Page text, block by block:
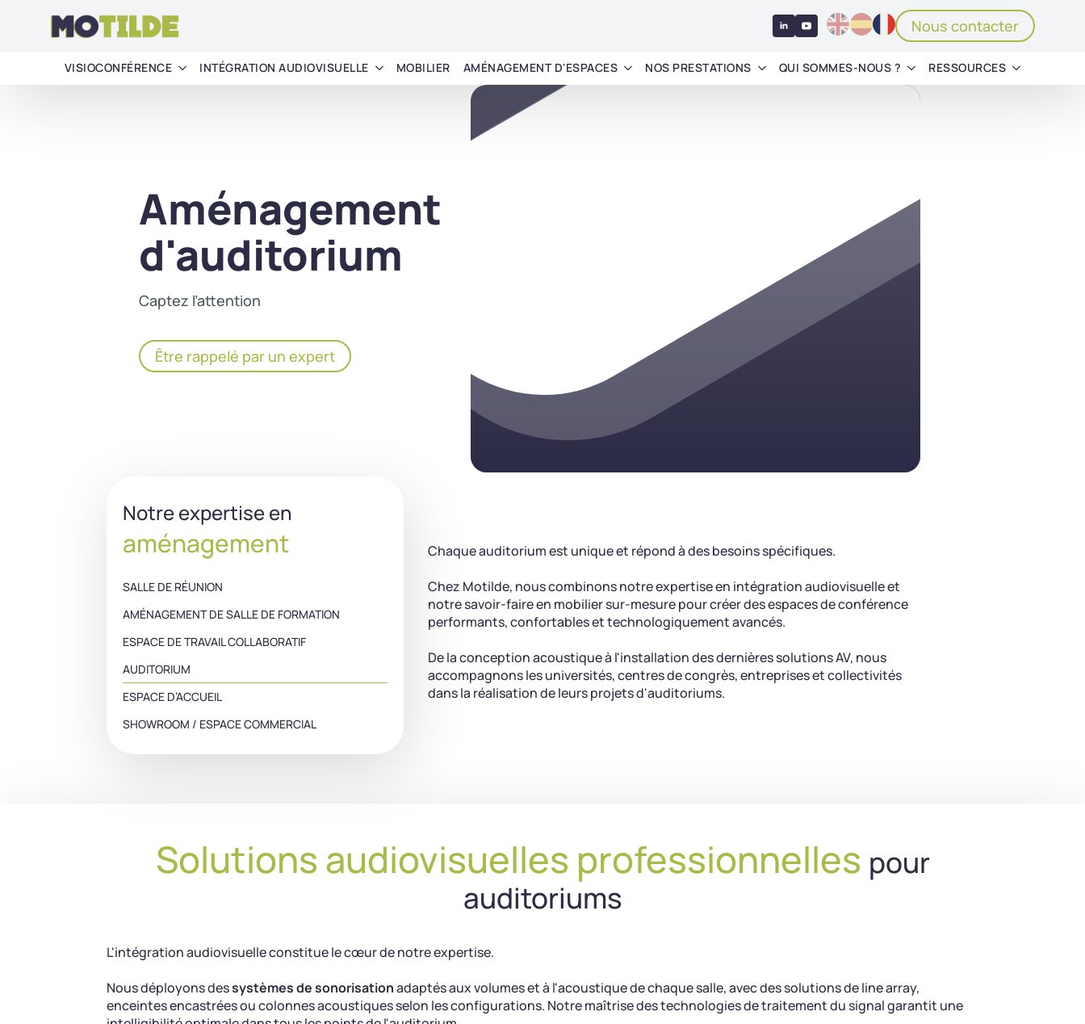
Nous contacter
VISIOCONFÉRENCE INTÉGRATION AUDIOVISUELLE MOBILIER AMÉNAGEMENT D'ESPACES NOS PRESTATIONS QUI SOMMES-NOUS ? RESSOURCES
Aménagement
d'auditorium
Captez l’attention
Être rappelé par un expert
Notre expertise en
aménagement
SALLE DE RÉUNION
AMÉNAGEMENT DE SALLE DE FORMATION
ESPACE DE TRAVAIL COLLABORATIF
AUDITORIUM
ESPACE D’ACCUEIL
SHOWROOM / ESPACE COMMERCIAL
Chaque auditorium est unique et répond à des besoins spécifiques.
Chez Motilde, nous combinons notre expertise en intégration audiovisuelle et
notre savoir-faire en mobilier sur-mesure pour créer des espaces de conférence
performants, confortables et technologiquement avancés.
De la conception acoustique à l'installation des dernières solutions AV, nous
accompagnons les universités, centres de congrès, entreprises et collectivités
dans la réalisation de leurs projets d'auditoriums.
Solutions audiovisuelles professionnelles pour
auditoriums
L'intégration audiovisuelle constitue le cœur de notre expertise.
Nous déployons dessystèmes de sonorisationadaptés aux volumes et à l'acoustique de chaque salle, avec des solutions de line array,
enceintes encastrées ou colonnes acoustiques selon les configurations. Notre maîtrise des technologies de traitement du signal garantit une